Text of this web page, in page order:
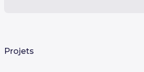
Projets